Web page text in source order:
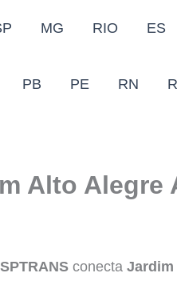
MG RIO ES
PB PE RN
Alto Alegre
conecta Jardim